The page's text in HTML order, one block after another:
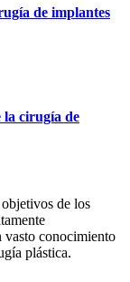
de implantes
la cirugía de
de los
vasto conocimiento
plástica.